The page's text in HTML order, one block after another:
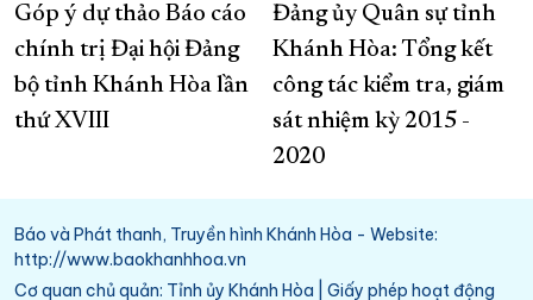
Góp ý dự thảo Báo cáo
chính trị Đại hội Đảng
bộ tỉnh Khánh Hòa lần
thứ XVIII
Đảng ủy Quân sự tỉnh
Khánh Hòa: Tổng kết
công tác kiểm tra, giám
sát nhiệm kỳ 2015 -
2020
Báo và Phát thanh, Truyền hình Khánh Hòa - Website:
http://www.baokhanhhoa.vn
Cơ quan chủ quản: Tỉnh ủy Khánh Hòa | Giấy phép hoạt động